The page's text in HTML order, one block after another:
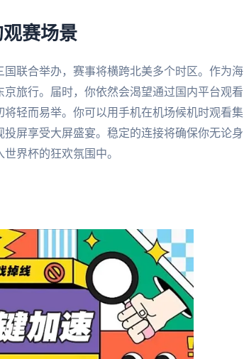
赛场景
联合举办，赛事将横跨北美多个时区。作为海
旅行。届时，你依然会渴望通过国内平台观看
轻而易举。你可以用手机在机场候机时观看集
屏享受大屏盛宴。稳定的连接将确保你无论身
界杯的狂欢氛围中。